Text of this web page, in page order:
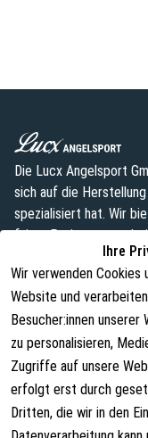
Ihre
Wir verwenden Cookies
Website und
Besucher:innen unserer
zu personalisieren,
Zugriffe auf unsere
erfolgt erst durch
Dritten, die wir in den
Die Lucx Angelsport
sich auf die
spezialisiert hat. Wir
fairen Preisen an,
info@lust-aufs-
Rechtliches
AGB
Widerrufsrecht